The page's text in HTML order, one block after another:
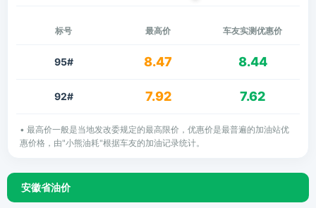
标号 最高价 车友实测优惠价
95# 8.47 8.44
92# 7.92 7.62
• 最高价一般是当地发改委规定的最高限价，优惠价是最普遍的加油站优
惠价格，由"小熊油耗"根据车友的加油记录统计。
安徽省油价